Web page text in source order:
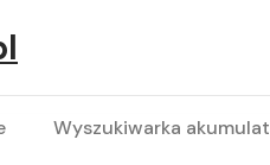
Wyszukiwarka